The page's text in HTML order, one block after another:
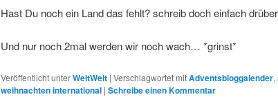
Hast Du noch ein Land das fehlt? schreib doch einfach
Und nur noch 2mal werden wir noch wach… *grinst*
Veröffentlicht unterWeltWeit | Verschlagwortet mitAdventsbloggalender,
weihnachten international | Schreibe einen Kommentar